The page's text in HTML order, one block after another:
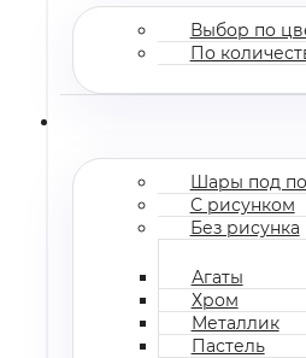
Выбор по
По
Шары под
С рисунком
Без рисунка
Агаты
Хром
Металлик
Пастель